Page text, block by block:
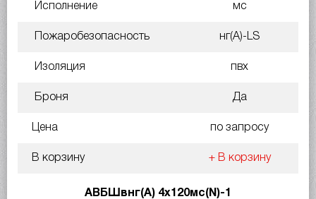
Исполнение мс
Пожаробезопасность нг(A)-LS
Изоляция пвх
Броня Да
Цена по запросу
В корзину + В корзину
АВБШвнг(А) 4х120мс(N)-1